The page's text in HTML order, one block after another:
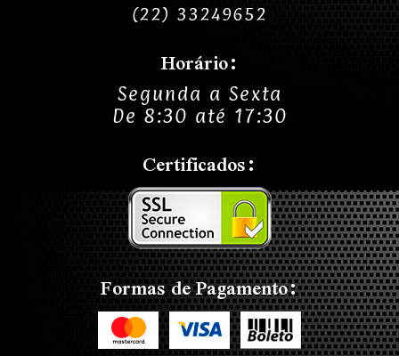
(22) 33249652
Horário:
Segunda a Sexta
De 8:30 até 17:30
Certificados:
Formas de Pagamento: